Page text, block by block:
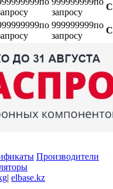
запросу
по 999999999по
запросу
Производители
| elbase.kz